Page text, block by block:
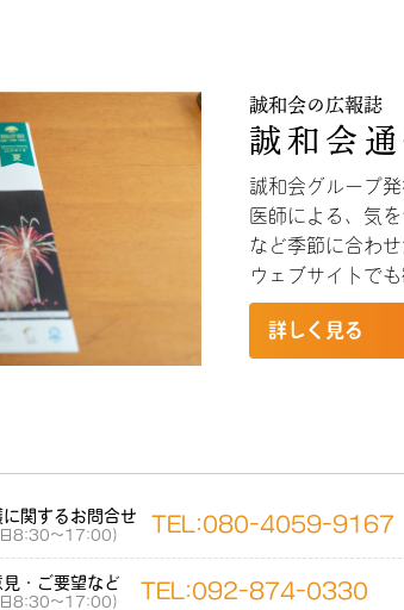
誠和会の広報誌
誠和会
誠和会グループ
医師による、気
など季節に合わ
ウェブサイトで
詳しく見る
に関するお問合せ
日8:30〜17:00） TEL:080-4059-9167
見・ご要望など
日8:30〜17:00） TEL:092-874-0330